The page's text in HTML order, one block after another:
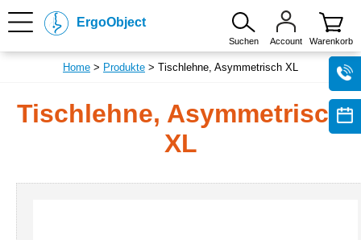
ErgoObject
Suchen Account Warenkorb
Home > Produkte > Tischlehne, Asymmetrisch XL
Tischlehne, Asymmetrisch
XL